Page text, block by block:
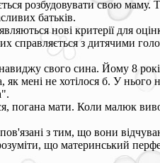
розбудовувати свою
батьків.
нові критерії для
справляється з дитячими
свого сина. Йому 8
як мені не хотілося б. У
погана мати. Коли малюк
з тим, що вони
що материнський